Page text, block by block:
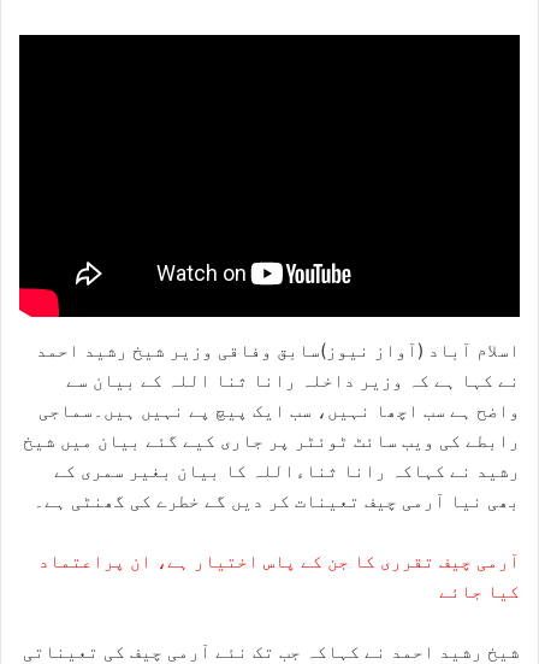
اسلام آباد (آواز نیوز)سابق وفاقی وزیر شیخ رشید احمد
نے کہا ہے کہ وزیر داخلہ رانا ثنا اللہ کے بیان سے
واضح ہے سب اچھا نہیں، سب ایک پیچ پے نہیں ہیں۔سماجی
رابطے کی ویب سائٹ ٹوئٹر پر جاری کیے گئے بیان میں شیخ
رشید نے کہاکہ رانا ثناءاللہ کا بیان بغیر سمری کے
بھی نیا آرمی چیف تعینات کر دیں گے خطرے کی گھنٹی ہے۔
آرمی چیف تقرری کا جن کے پاس اختیار ہے، ان پراعتماد
کیا جائے
شیخ رشید احمد نے کہاکہ جب تک نئے آرمی چیف کی تعیناتی